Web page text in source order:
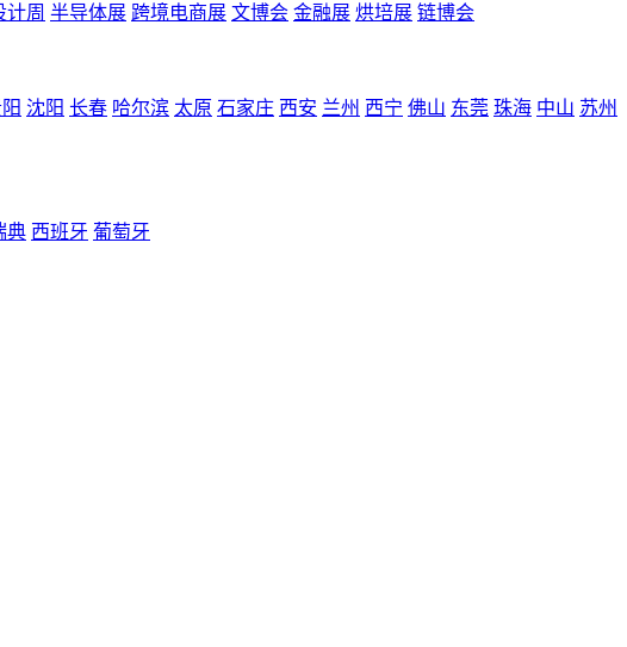
计周 半导体展 跨境电商展 文博会 金融展 烘培展 链博会
沈阳 长春 哈尔滨 太原 石家庄 西安 兰州 西宁 佛山 东莞 珠海 中山 苏州
典 西班牙 葡萄牙